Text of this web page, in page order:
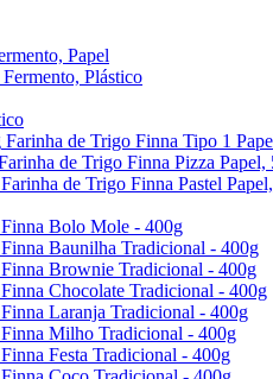
Papel
Plástico
Farinha de Trigo Finna Tipo 1
de Trigo Finna Pizza Papel,
Farinha de Trigo Finna Pastel
Finna Bolo Mole - 400g
Finna Baunilha Tradicional - 400g
Finna Brownie Tradicional - 400g
Finna Chocolate Tradicional - 400g
Finna Laranja Tradicional - 400g
Finna Milho Tradicional - 400g
Finna Festa Tradicional - 400g